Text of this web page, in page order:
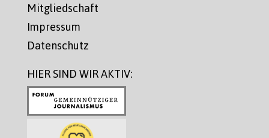
Mitgliedschaft
Impressum
Datenschutz
HIER SIND WIR AKTIV: